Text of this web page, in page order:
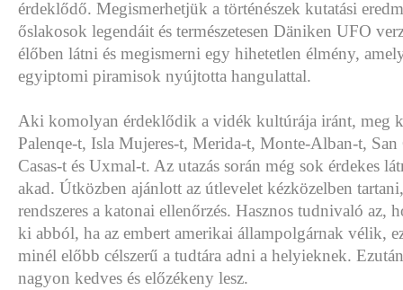
érdeklődő. Megismerhetjük a történészek kutatási
őslakosok legendáit és természetesen Däniken UFO
élőben látni és megismerni egy hihetetlen élmény,
egyiptomi piramisok nyújtotta hangulattal.
Aki komolyan érdeklődik a vidék kultúrája iránt, meg
Palenqe-t, Isla Mujeres-t, Merida-t, Monte-Alban-t, San
Casas-t és Uxmal-t. Az utazás során még sok érdekes
akad. Útközben ajánlott az útlevelet kézközelben
rendszeres a katonai ellenőrzés. Hasznos tudnivaló az,
ki abból, ha az embert amerikai állampolgárnak vélik,
minél előbb célszerű a tudtára adni a helyieknek.
nagyon kedves és előzékeny lesz.